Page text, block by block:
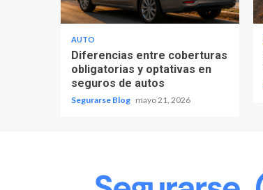
AUTO
Diferencias entre coberturas
obligatorias y optativas en
seguros de autos
Segurarse Blog mayo 21, 2026